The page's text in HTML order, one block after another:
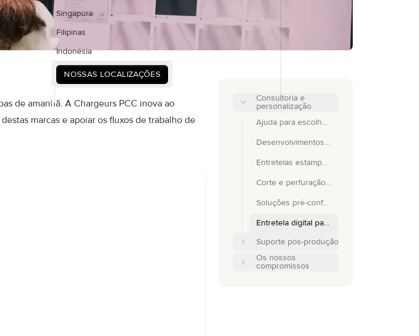
Singapura
Filipinas
Indonésia
NOSSAS LOCALIZAÇÕES
de amanhã. A Chargeurs PCC inova ao
marcas e apoiar os fluxos de trabalho de
Consultoria e
personalização
Ajuda para escolher a entretela certa
Desenvolvimentos personalizados
Entretelas estampadas
Corte e perfuração personalizados para entretelas
Soluções pré-confeccionadas para casacos de fato
Entretela digital para software de design de moda 3D
Suporte pós-produção
Os nossos
compromissos